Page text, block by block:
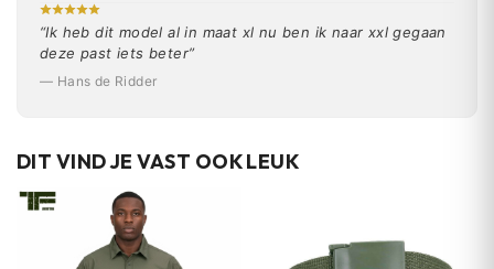
“Ik heb dit model al in maat xl nu ben ik naar xxl gegaan
deze past iets beter”
— Hans de Ridder
DIT VIND JE VAST OOK LEUK